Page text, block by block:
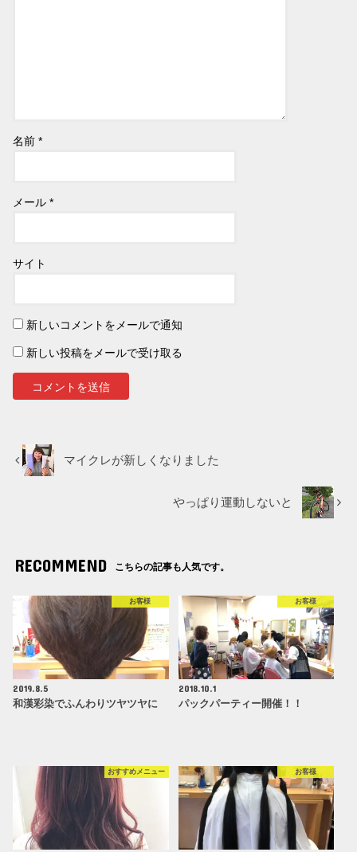
名前*
メール*
サイト
新しいコメントをメールで通知
新しい投稿をメールで受け取る
マイクレが新しくなりました
やっぱり運動しないと
RECOMMEND こちらの記事も人気です。
お客様
2019.8.5
和漢彩染でふんわりツヤツヤに
お客様
2018.10.1
パックパーティー開催！！
おすすめメニュー お客様